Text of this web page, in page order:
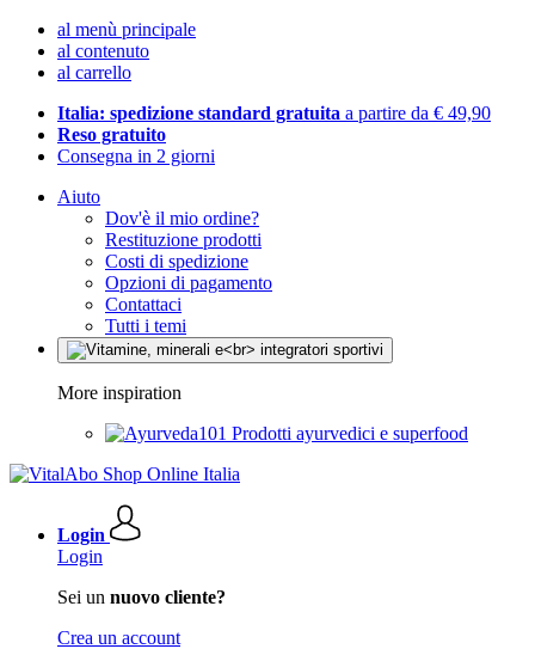
al menù principale
al contenuto
al carrello
Italia: spedizione standard gratuita a partire da € 49,90
Reso gratuito
Consegna in 2 giorni
Aiuto
Dov'è il mio ordine?
Restituzione prodotti
Costi di spedizione
Opzioni di pagamento
Contattaci
Tutti i temi
More inspiration
Prodotti ayurvedici e superfood
Login
Login
Sei un nuovo cliente?
Crea un account